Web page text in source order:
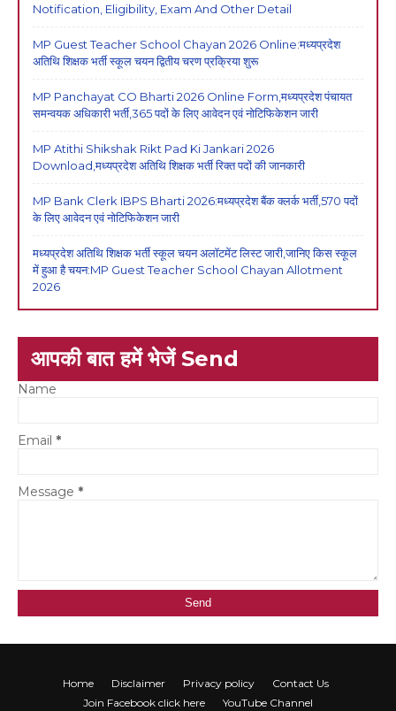
Notification, Eligibility, Exam And Other Detail
MP Guest Teacher School Chayan 2026 Online:मध्यप्रदेश
अतिथि शिक्षक भर्ती स्कूल चयन द्वितीय चरण प्रक्रिया शुरू
MP Panchayat CO Bharti 2026 Online Form,मध्यप्रदेश पंचायत
समन्वयक अधिकारी भर्ती,365 पदों के लिए आवेदन एवं नोटिफिकेशन जारी
MP Atithi Shikshak Rikt Pad Ki Jankari 2026
Download,मध्यप्रदेश अतिथि शिक्षक भर्ती रिक्त पदों की जानकारी
MP Bank Clerk IBPS Bharti 2026:मध्यप्रदेश बैंक क्लर्क भर्ती,570 पदों
के लिए आवेदन एवं नोटिफिकेशन जारी
मध्यप्रदेश अतिथि शिक्षक भर्ती स्कूल चयन अलॉटमेंट लिस्ट जारी,जानिए किस स्कूल
में हुआ है चयन:MP Guest Teacher School Chayan Allotment
2026
आपकी बात हमें भेजें Send
Name
Email *
Message *
Home Disclaimer Privacy policy
Contact Us
Join Facebook click here
YouTube Channel